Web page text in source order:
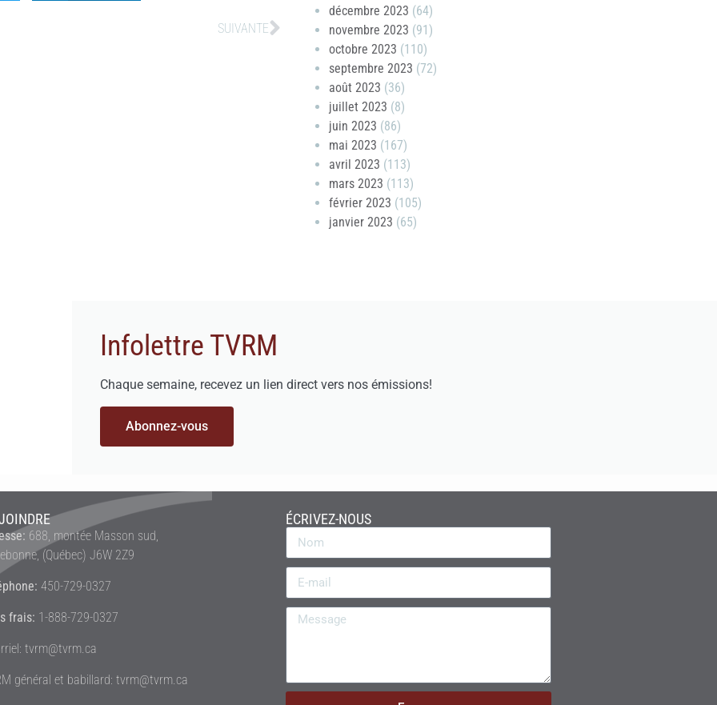
SUIVANTE
décembre 2023 (64)
novembre 2023 (91)
octobre 2023 (110)
septembre 2023 (72)
août 2023 (36)
juillet 2023 (8)
juin 2023 (86)
mai 2023 (167)
avril 2023 (113)
mars 2023 (113)
février 2023 (105)
janvier 2023 (65)
Infolettre TVRM
Chaque semaine, recevez un lien direct vers nos émissions!
Abonnez-vous
688, montée Masson sud,
(Québec) J6W 2Z9
450-729-0327
frais: 1-888-729-0327
tvrm@tvrm.ca
général et babillard: tvrm@tvrm.ca
ÉCRIVEZ-NOUS